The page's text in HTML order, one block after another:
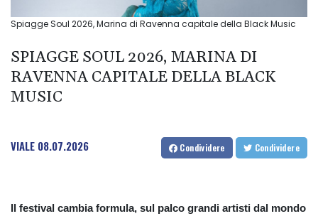
Spiagge Soul 2026, Marina di Ravenna capitale della Black Music
SPIAGGE SOUL 2026, MARINA DI
RAVENNA CAPITALE DELLA BLACK
MUSIC
VIALE 08.07.2026 Condividere Condividere
Il festival cambia formula, sul palco grandi artisti dal mondo